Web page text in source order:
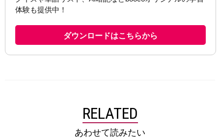
RELATED
あわせて読みたい